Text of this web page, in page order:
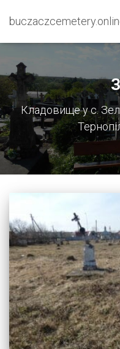
Кладовище у с.